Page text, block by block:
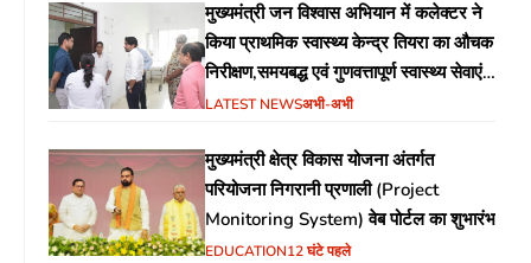
मुख्यमंत्री जन विश्वास अभियान में कलेक्टर ने
किया प्राथमिक स्वास्थ्य केन्द्र तियरा का औचक
निरीक्षण,समयबद्ध एवं गुणवत्तापूर्ण स्वास्थ्य सेवाएं
सुनिश्चित करने के दिए निर्देश
LATEST NEWSअभी-अभी
मुख्यमंत्री क्षेत्र विकास योजना अंतर्गत
परियोजना निगरानी प्रणाली (Project
Monitoring System) वेब पोर्टल का शुभारंभ
EDUCATION12 घंटे पहले